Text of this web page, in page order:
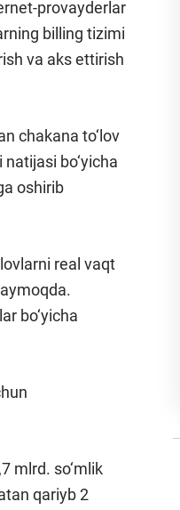
provayderlar
billing tizimi
va aks ettirish
chakana to‘lov
bo‘yicha
oshirib
real vaqt
bo‘yicha
mlrd. so‘mlik
qariyb 2